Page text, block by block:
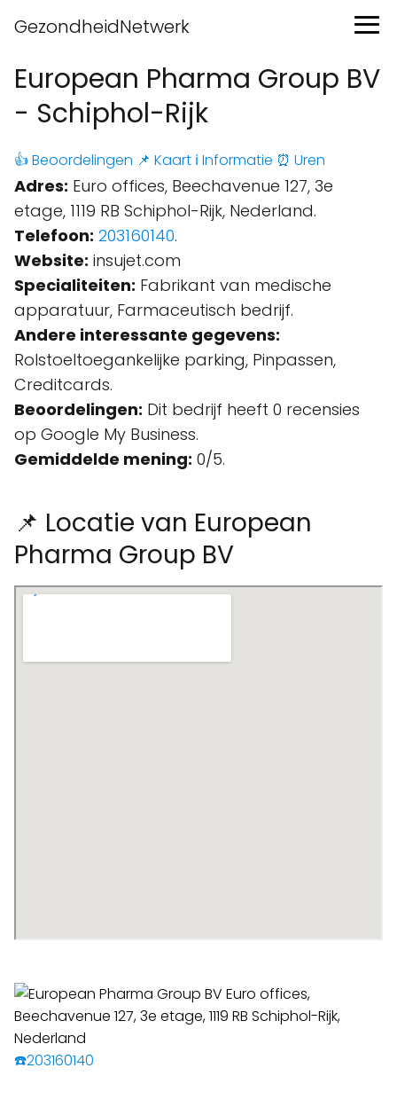
GezondheidNetwerk
European Pharma Group BV
- Schiphol-Rijk
👍 Beoordelingen 📌 Kaart ℹ️ Informatie ⏰ Uren
Adres: Euro offices, Beechavenue 127, 3e
etage, 1119 RB Schiphol-Rijk, Nederland.
Telefoon: 203160140.
Website: insujet.com
Specialiteiten: Fabrikant van medische
apparatuur, Farmaceutisch bedrijf.
Andere interessante gegevens:
Rolstoeltoegankelijke parking, Pinpassen,
Creditcards.
Beoordelingen: Dit bedrijf heeft 0 recensies
op Google My Business.
Gemiddelde mening: 0/5.
📌 Locatie van European
Pharma Group BV
☎️203160140